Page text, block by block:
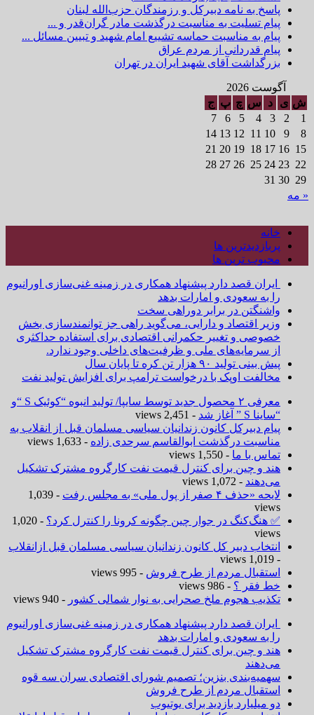
پاسخ به نامه دبیرکل و رزمندگان حزب‌الله لبنان
پیام تسلیت به مناسبت درگذشت مادر گران‌قدر و ...
پیام به مناسبت حماسه تشییع امام شهید و تبیین مسائل ...
پیام قدردانی از مردم عراق
بزرگداشت آقای شهید ایران در تهران
آگوست 2026
ش ی د س چ پ ج
1
2
3
4
5
6
7
8
9
10
11
12
13
14
15
16
17
18
19
20
21
22
23
24
25
26
27
28
29
30
31
« مه
خانه
پربازدیدترین ها
محبوب ترین ها
ایران قصد دارد پیشنهاد همکاری در زمینه غنی‌سازی اورانیوم
را به سعودی و امارات بدهد
واشنگتن در برابر دوراهی سخت
وزیر اقتصاد و دارایی، می‌گوید راهی جز توانمندسازی بخش
خصوصی و تغییر حکمرانی اقتصادی برای استفاده حداکثری
از سرمایه‌های ملی و ظرفیت‌های داخلی وجود ندارد.
پیش بینی تولید ۹۰ هزار تن کره تا پایان سال
مخالفت اوپک با درخواست ترامپ برای افزایش تولید نفت
معرفی ۲ محصول جدید توسط سایپا/ تولید انبوه “کوئیک S “و
“ساینا S ” آغاز شد
- 2,451 views
پیام دبیرکل کانون زندانیان سیاسی مسلمان قبل از انقلاب به
مناسبت درگذشت ابوالقاسم سرحدی زاده - 1,633 views
تماس با ما - 1,550 views
هند و چین برای کنترل قیمت نفت کارگروه مشترک تشکیل
می‌دهند - 1,072 views
لایحه «حذف ۴ صفر از پول ملی» به مجلس رفت
- 1,039
views
✅ هنگ‌کنگ در جوار چین چگونه کرونا را کنترل کرد؟
- 1,020
views
انتخاب دبیر کل کانون زندانیان سیاسی مسلمان قبل ازانقلاب
- 1,019 views
استقبال مردم از طرح فروش - 995 views
خط فقر ؟ - 986 views
تکذیب هجوم ملخ صحرایی به نوار شمالی کشور - 940 views
ایران قصد دارد پیشنهاد همکاری در زمینه غنی‌سازی اورانیوم
را به سعودی و امارات بدهد
هند و چین برای کنترل قیمت نفت کارگروه مشترک تشکیل
می‌دهند
سهمیه‌بندی بنزین؛ تصمیم شورای اقتصادی سران سه قوه
استقبال مردم از طرح فروش
دو میلیارد بازدید برای یوتیوب